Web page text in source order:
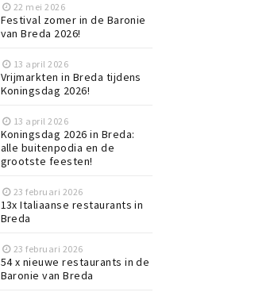
22 mei 2026
Festival zomer in de Baronie
van Breda 2026!
13 april 2026
Vrijmarkten in Breda tijdens
Koningsdag 2026!
13 april 2026
Koningsdag 2026 in Breda:
alle buitenpodia en de
grootste feesten!
23 februari 2026
13x Italiaanse restaurants in
Breda
23 februari 2026
54 x nieuwe restaurants in de
Baronie van Breda